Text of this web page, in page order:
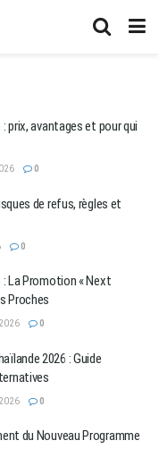
prix, avantages et pour qui
0
de refus, règles et
0
: La Promotion « Next
Proches
0
2026 : Guide
0
du Nouveau Programme